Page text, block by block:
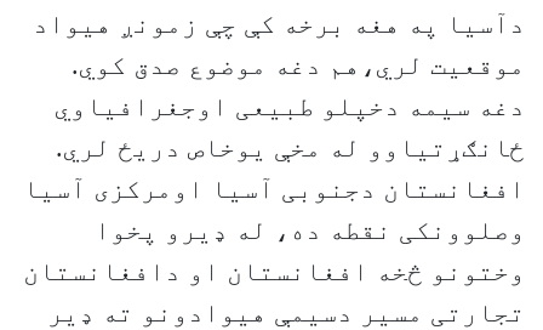
دآسيا په هغه برخه کې چې زمونږ هیواد
موقعيت لري،هم دغه موضوع صدق کوي.
دغه سيمه دخپلو طبیعی اوجغرافياوي
ځانګړتياوو له مخې يوخاص دريځ لري.
افغانستان دجنوبی آسيا اومرکزی آسيا
وصلوونکی نقطه ده، له ډيرو پخوا
وختونو څخه افغانستان او دافغانستان
تجارتی مسير دسيمې هيوادونو ته ډير